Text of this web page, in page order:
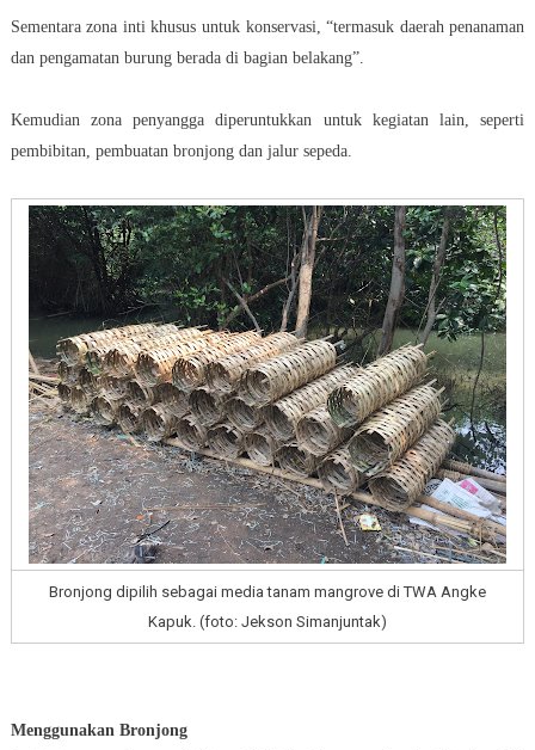
Sementara zona inti khusus untuk konservasi, “termasuk daerah penanaman
dan pengamatan burung berada di bagian belakang”.
Kemudian zona penyangga diperuntukkan untuk kegiatan lain, seperti
pembibitan, pembuatan bronjong dan jalur sepeda.
Bronjong dipilih sebagai media tanam mangrove di TWA Angke
Kapuk. (foto: Jekson Simanjuntak)
Menggunakan Bronjong